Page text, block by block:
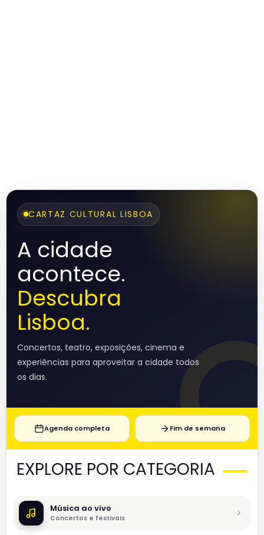
CARTAZ CULTURAL LISBOA
A cidade
acontece.
Descubra
Lisboa.
Concertos, teatro, exposições, cinema e
experiências para aproveitar a cidade todos
os dias.
Agenda completa Fim de semana
EXPLORE POR CATEGORIA
Música ao vivo
Concertos e festivais